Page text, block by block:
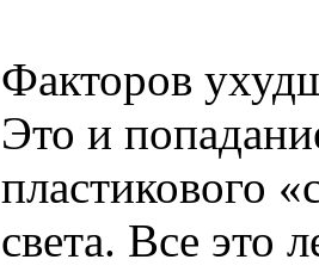
Факторов
Это и
пластикового
света. Все это